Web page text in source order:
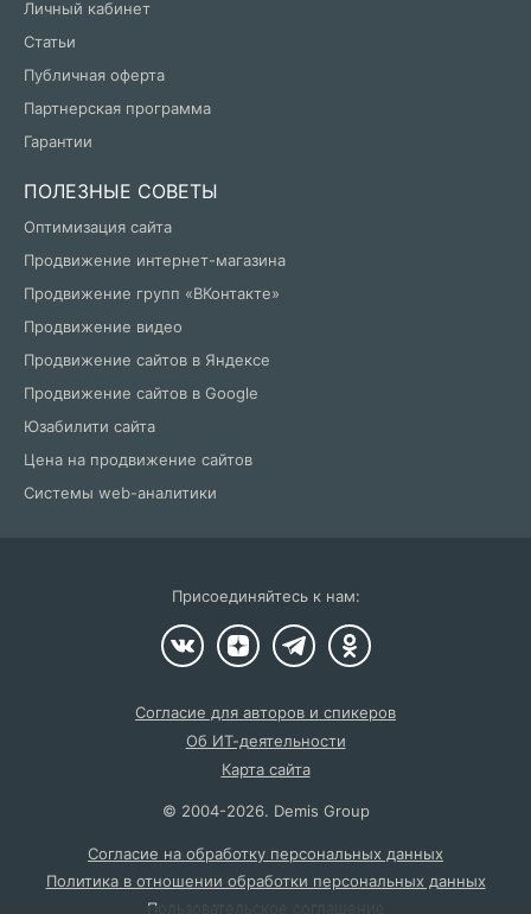
Личный кабинет
Статьи
Публичная оферта
Партнерская программа
Гарантии
ПОЛЕЗНЫЕ СОВЕТЫ
Оптимизация сайта
Продвижение интернет-магазина
Продвижение групп «ВКонтакте»
Продвижение видео
Продвижение сайтов в Яндексе
Продвижение сайтов в Google
Юзабилити сайта
Цена на продвижение сайтов
Системы web-аналитики
Присоединяйтесь к нам:
© 2004-2026. Demis Group
Карта сайта
Об ИТ-деятельности
Согласие для авторов и спикеров
Согласие на обработку персональных данных
Политика в отношении обработки персональных данных
Пользовательское соглашение